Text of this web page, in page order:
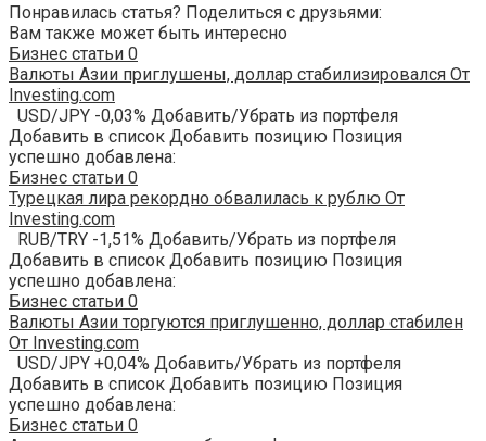
Понравилась статья? Поделиться с друзьями:
Вам также может быть интересно
Бизнес статьи 0
Валюты Азии приглушены, доллар стабилизировался От
Investing.com
USD/JPY -0,03% Добавить/Убрать из портфеля
Добавить в список Добавить позицию Позиция
успешно добавлена:
Бизнес статьи 0
Турецкая лира рекордно обвалилась к рублю От
Investing.com
RUB/TRY -1,51% Добавить/Убрать из портфеля
Добавить в список Добавить позицию Позиция
успешно добавлена:
Бизнес статьи 0
Валюты Азии торгуются приглушенно, доллар стабилен
От Investing.com
USD/JPY +0,04% Добавить/Убрать из портфеля
Добавить в список Добавить позицию Позиция
успешно добавлена:
Бизнес статьи 0